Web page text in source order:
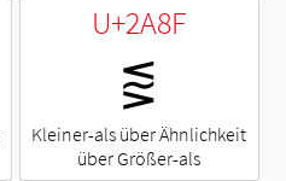
U+2A8F
⪏
Kleiner-als über Ähnlichkeit
über Größer-als